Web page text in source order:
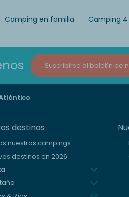
Camping en familia Camping
Suscribirse al boletín de
destinos
nuestros campings
destinos en 2026